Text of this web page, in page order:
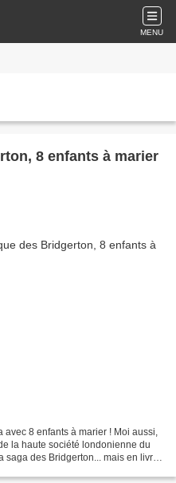
MENU
8 enfants à marier
8 enfants à marier ! Moi aussi,
la haute société londonienne du
des Bridgerton... mais en livre !